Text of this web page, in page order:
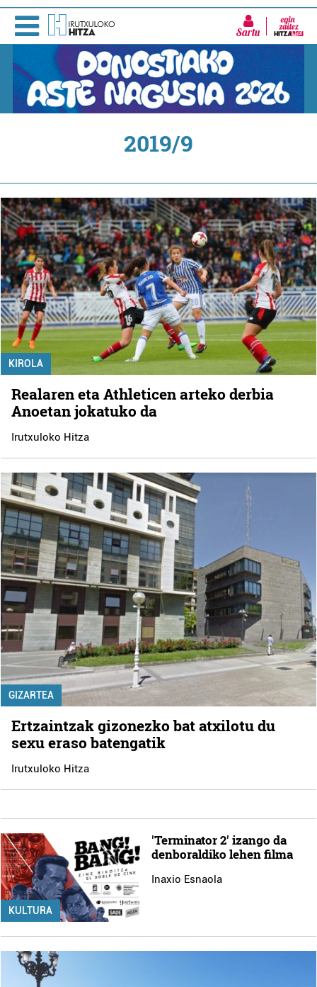
Sartu
2019/9
KIROLA
Realaren eta Athleticen arteko derbia
Anoetan jokatuko da
Irutxuloko Hitza
GIZARTEA
Ertzaintzak gizonezko bat atxilotu du
sexu eraso batengatik
Irutxuloko Hitza
KULTURA
'Terminator 2' izango da
denboraldiko lehen filma
Inaxio Esnaola